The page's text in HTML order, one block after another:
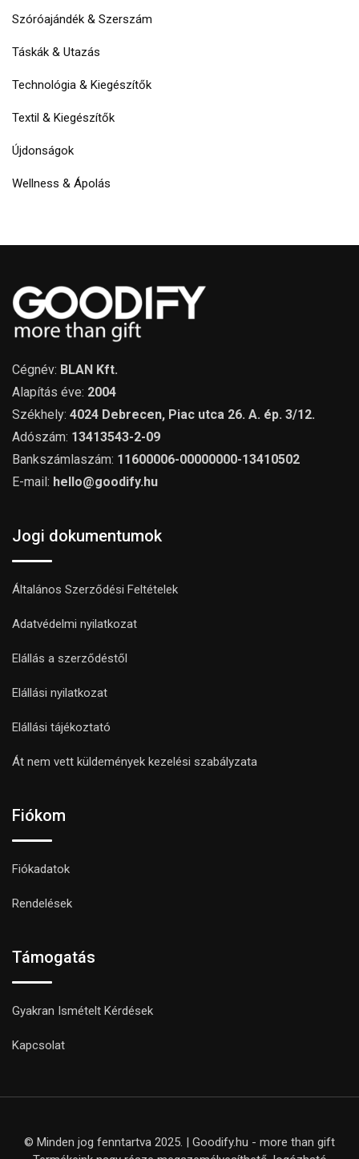
Szóróajándék & Szerszám
Táskák & Utazás
Technológia & Kiegészítők
Textil & Kiegészítők
Újdonságok
Wellness & Ápolás
Cégnév: BLAN Kft.
Alapítás éve: 2004
Székhely: 4024 Debrecen, Piac utca 26. A. ép. 3/12.
Adószám: 13413543-2-09
Bankszámlaszám: 11600006-00000000-13410502
E-mail: hello@goodify.hu
Jogi dokumentumok
Általános Szerződési Feltételek
Adatvédelmi nyilatkozat
Elállás a szerződéstől
Elállási nyilatkozat
Elállási tájékoztató
Át nem vett küldemények kezelési szabályzata
Fiókom
Fiókadatok
Rendelések
Támogatás
Gyakran Ismételt Kérdések
Kapcsolat
© Minden jog fenntartva 2025. | Goodify.hu - more than gift